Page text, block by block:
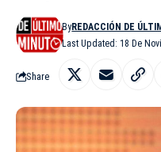
Last Updated: 18 De
ByREDACCIÓN DE
Share